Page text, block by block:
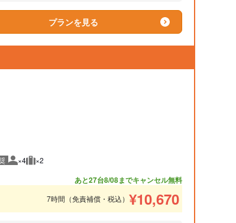
プランを見る
推奨人数
×4 推奨荷物
×2
あと27台8/08までキャンセル無料
7時間（免責補償・税込） ¥10,670